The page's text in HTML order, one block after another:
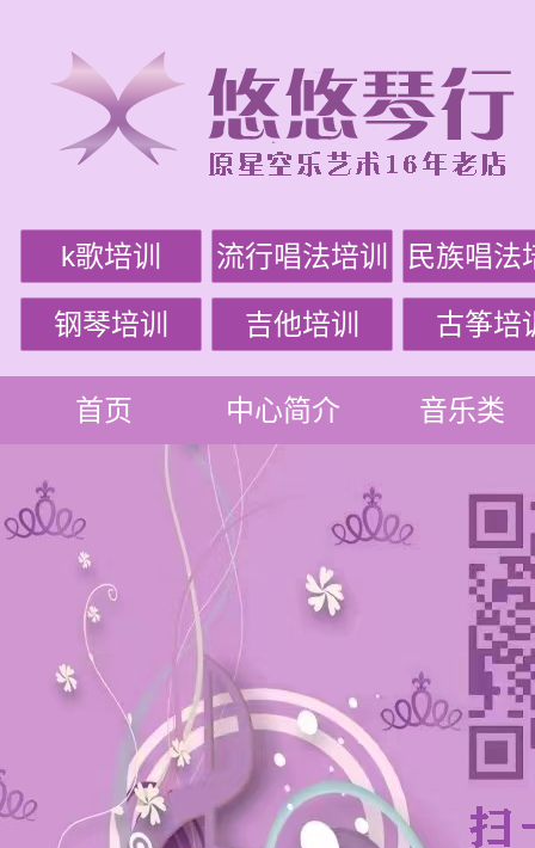
k歌培训 流行唱法培训 民族唱法
钢琴培训 吉他培训 古筝培
首页 中心简介 音乐类